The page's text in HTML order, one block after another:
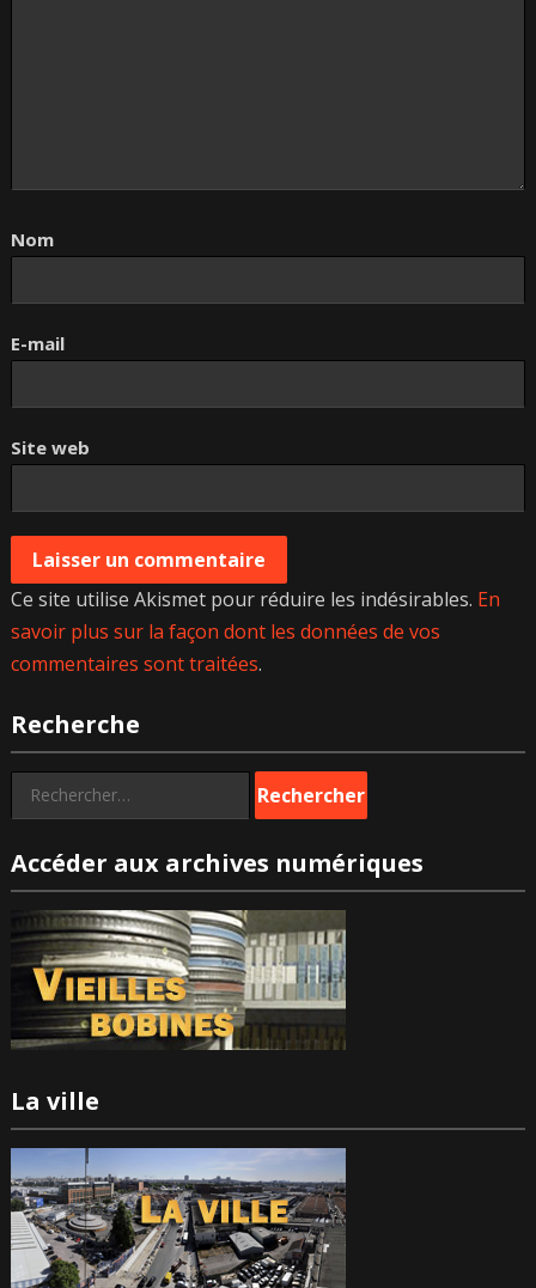
Nom
E-mail
Site web
Ce site utilise Akismet pour réduire les indésirables. En
savoir plus sur la façon dont les données de vos
commentaires sont traitées.
Recherche
Rechercher :
Accéder aux archives numériques
La ville